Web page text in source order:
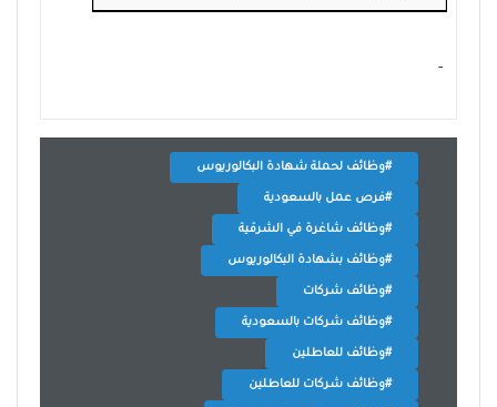
- ‏
#وظائف لحملة شهادة البكالوريوس
#فرص عمل بالسعودية
#وظائف شاغرة في الشرقية
#وظائف بشهادة البكالوريوس
#وظائف شركات
#وظائف شركات بالسعودية
#وظائف للعاطلين
#وظائف شركات للعاطلين